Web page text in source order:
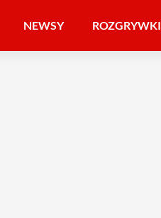
NEWSY ROZGRYWKI